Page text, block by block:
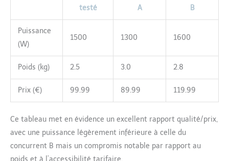
testé
A
B
Puissance
(W)
1500 1300 1600
Poids (kg) 2.5 3.0 2.8
Prix (€) 99.99 89.99 119.99
Ce tableau met en évidence un excellent rapport qualité/prix,
avec une puissance légèrement inférieure à celle du
concurrent B mais un compromis notable par rapport au